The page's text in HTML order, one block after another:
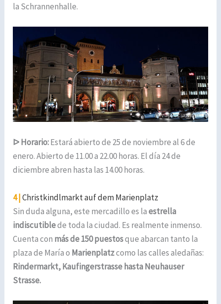
la Schrannenhalle.
ᐅHorario:Estará abierto de 25 de noviembre al 6 de
enero. Abierto de 11.00 a 22.00 horas. El día 24 de
diciembre abren hasta las 14.00 horas.
4 |Christkindlmarkt auf dem Marienplatz
Sin duda alguna, este mercadillo es laestrella
indiscutiblede toda la ciudad. Es realmente inmenso.
Cuenta con más de 150 puestosque abarcan tanto la
plaza de María o Marienplatzcomo las calles aledañas:
Rindermarkt, Kaufingerstrasse hasta Neuhauser
Strasse.